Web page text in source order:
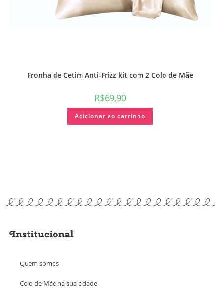
Fronha de Cetim Anti-Frizz kit com 2 Colo de Mãe
R$69,90
Adicionar ao carrinho
Institucional
Quem somos
Colo de Mãe na sua cidade